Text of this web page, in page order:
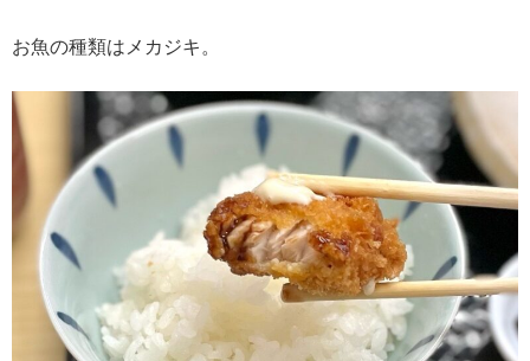
お魚の種類はメカジキ。